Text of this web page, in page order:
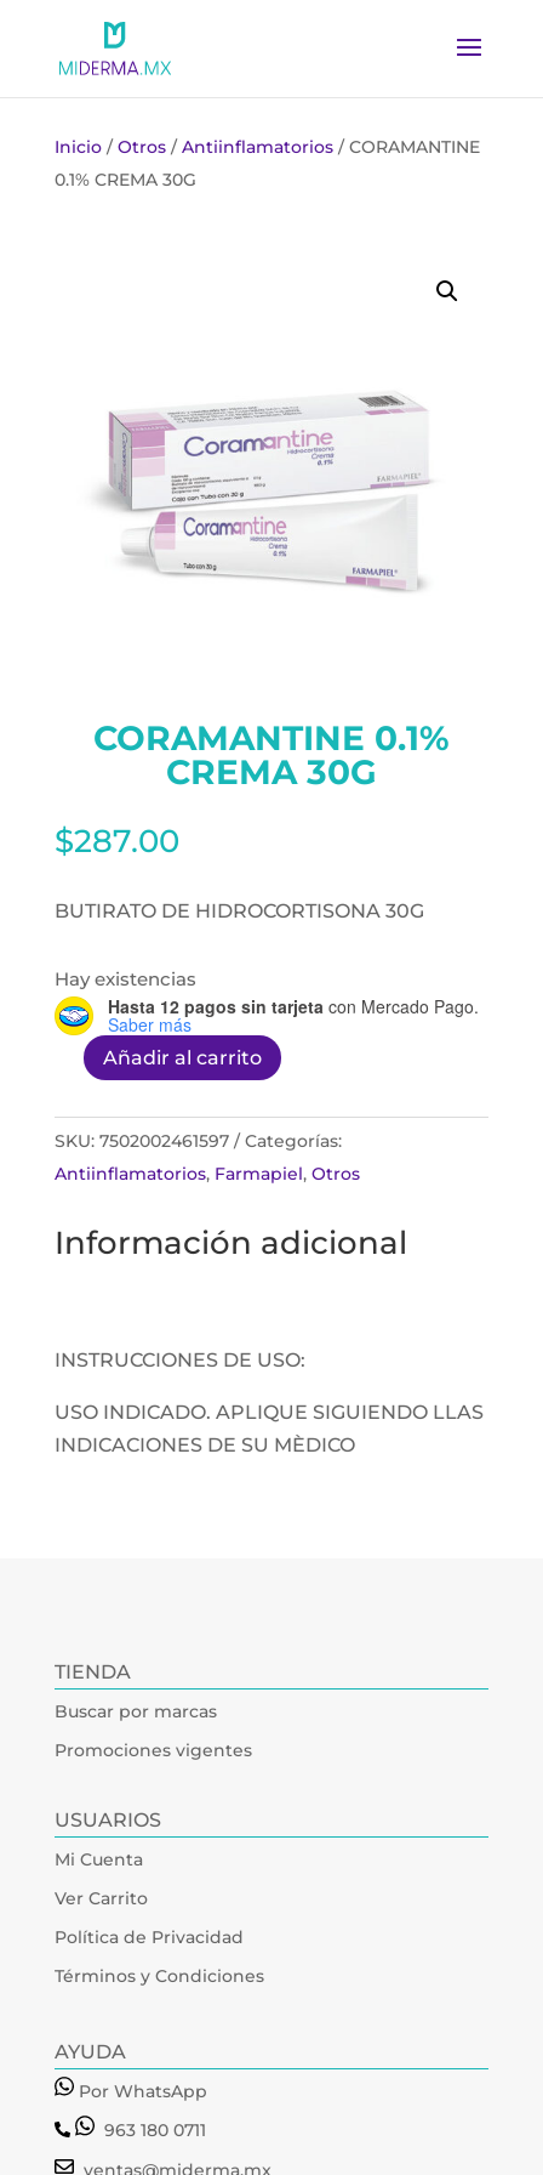
Inicio/Otros/Antiinflamatorios/ CORAMANTINE
0.1% CREMA 30G
CORAMANTINE 0.1%
CREMA 30G
$287.00
BUTIRATO DE HIDROCORTISONA 30G
Hay existencias
Hasta 12 pagos sin tarjetacon Mercado Pago.
Saber más
CORAMANTINE
CREMA
30G
Añadir al carrito
SKU: 7502002461597
Categorías:
Antiinflamatorios, Farmapiel, Otros
Información adicional
INSTRUCCIONES DE USO:
USO INDICADO. APLIQUE SIGUIENDO LLAS
INDICACIONES DE SU MÈDICO
TIENDA
Buscar por marcas
Promociones vigentes
USUARIOS
Mi Cuenta
Ver Carrito
Política de Privacidad
Términos y Condiciones
AYUDA
Por WhatsApp
963 180 0711
ventas@miderma.mx